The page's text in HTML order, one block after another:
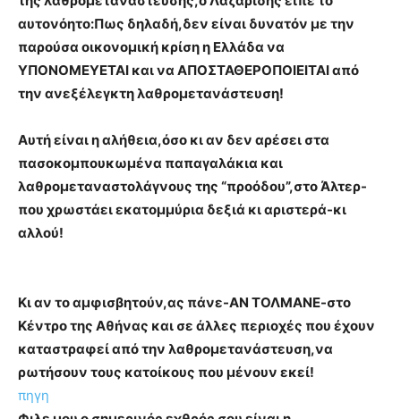
αυτονόητο:Πως δηλαδή,δεν είναι δυνατόν με την
παρούσα οικονομική κρίση η Ελλάδα να
ΥΠΟΝΟΜΕΥΕΤΑΙ και να ΑΠΟΣΤΑΘΕΡΟΠΟΙΕΙΤΑΙ από
την ανεξέλεγκτη λαθρομετανάστευση!
Αυτή είναι η αλήθεια,όσο κι αν δεν αρέσει στα
πασοκομπουκωμένα παπαγαλάκια και
λαθρομεταναστολάγνους της “προόδου”,στο Άλτερ-
που χρωστάει εκατομμύρια δεξιά κι αριστερά-κι
αλλού!
Κι αν το αμφισβητούν,ας πάνε-ΑΝ ΤΟΛΜΑΝΕ-στο
Κέντρο της Αθήνας και σε άλλες περιοχές που έχουν
καταστραφεί από την λαθρομετανάστευση,να
ρωτήσουν τους κατοίκους που μένουν εκεί!
πηγη